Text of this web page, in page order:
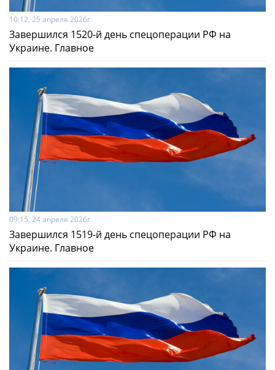
10:12, 25 апреля 2026г
Завершился 1520-й день спецоперации РФ на
Украине. Главное
09:15, 24 апреля 2026г
Завершился 1519-й день спецоперации РФ на
Украине. Главное